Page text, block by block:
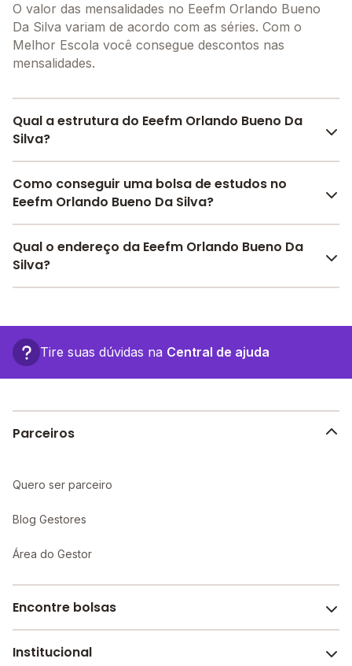
O valor das mensalidades no Eeefm Orlando Bueno
Da Silva variam de acordo com as séries. Com o
Melhor Escola você consegue descontos nas
mensalidades.
Qual a estrutura do Eeefm Orlando Bueno Da
Silva?
O Eeefm Orlando Bueno Da Silva oferece toda a
estrutura necessária para o conforto e
Pátio Coberto, Quadra Esportiva Coberta, Biblioteca,
Sala de leitura, Refeitório, Laboratório de ciências,
Sala de professores, Banda larga, Internet, entre
Como conseguir uma bolsa de estudos no
Eeefm Orlando Bueno Da Silva?
Pesquise bolsas disponíveis no Melhor Escola e
encontre o melhor desconto para você.
Qual o endereço da Eeefm Orlando Bueno Da
Silva?
1202 - Pimenta Bueno - RO.
Tire suas dúvidas na Central de ajuda
Parceiros
Quero ser parceiro
Blog Gestores
Área do Gestor
Encontre bolsas
Melhores escolas de São Paulo
Institucional